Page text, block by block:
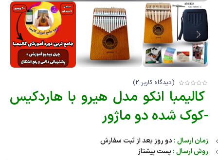
(دیدگاه کاربر 2
)
کالیمبا انکو مدل هیرو با هاردکیس
-کوک شده دو ماژور
زمان ارسال : دو روز بعد از ثبت سفارش
روش ارسال : پست پیشتاز